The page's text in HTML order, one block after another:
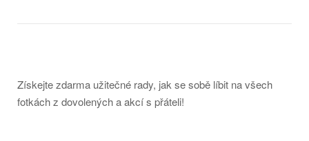
Získejte zdarma užitečné rady, jak se sobě líbit na všech
fotkách z dovolených a akcí s přáteli!